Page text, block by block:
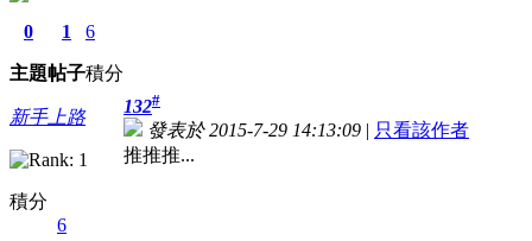
0
主題
1
帖子
6
積分
新手上路
積分
6
132#
發表於 2015-7-29 14:13:09 | 只看該作者
推推推...